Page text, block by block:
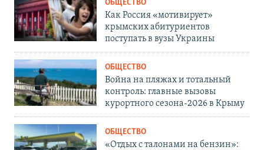
ОБЩЕСТВО
Как Россия «мотивирует»
крымских абитуриентов
поступать в вузы Украины
ОБЩЕСТВО
Война на пляжах и тотальный
контроль: главные вызовы
курортного сезона-2026 в Крыму
ОБЩЕСТВО
«Отдых с талонами на бензин»: